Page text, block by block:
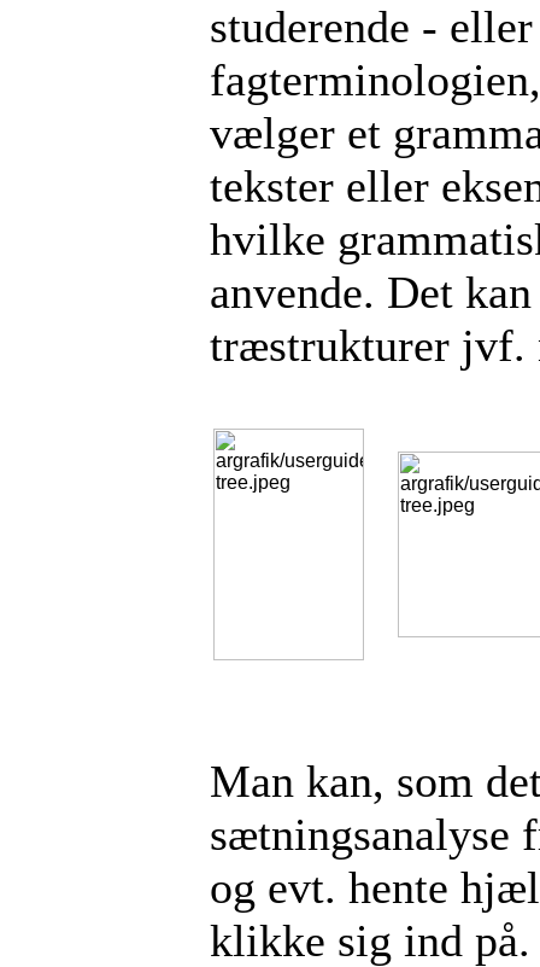
studerende -
vælger et
tekster eller
hvilke
anvende. Det
træstrukturer jvf.
Man kan, som
sætningsanalyse
og evt. hente
klikke sig ind på.